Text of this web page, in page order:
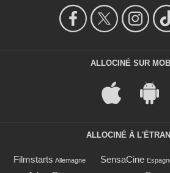
ALLOCINÉ SUR
ALLOCINÉ À
Filmstarts Allemagne SensaCine